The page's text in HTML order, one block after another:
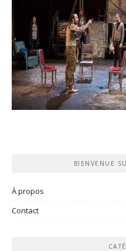
BIENVENUE
À propos
Contact